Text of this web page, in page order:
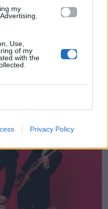
my
Use,
of my
with the
Privacy Policy
και «Μοναχική
σαρωτική